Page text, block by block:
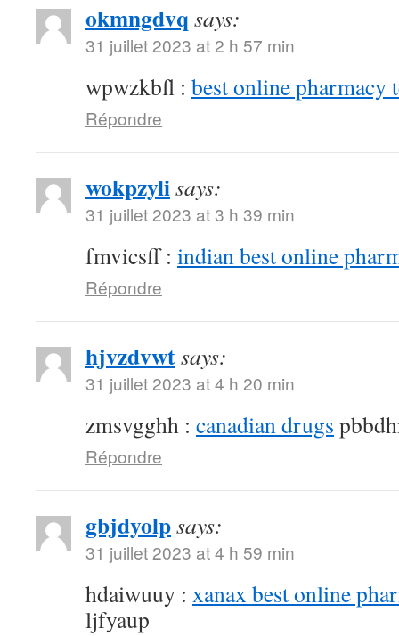
okmngdvq says:
31 juillet 2023 at 2 h 57 min
wpwzkbfl : best online pharmacy
Répondre
wokpzylisays:
31 juillet 2023 at 3 h 39 min
fmvicsff : indian best online
Répondre
hjvzdvwtsays:
31 juillet 2023 at 4 h 20 min
zmsvgghh : canadian drugs
Répondre
gbjdyolpsays:
31 juillet 2023 at 4 h 59 min
hdaiwuuy : xanax best online
ljfyaup